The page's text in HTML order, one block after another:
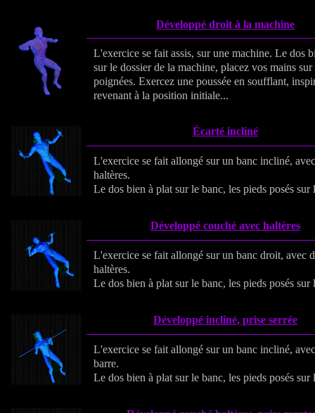
Développé droit à la machine
L'exercice se fait assis, sur une machine. Le dos
sur le dossier de la machine, placez vos mains sur
poignées. Exercez une poussée en soufflant,
revenant à la position initiale...
Écarté incliné
L'exercice se fait allongé sur un banc incliné,
haltères.
Le dos bien à plat sur le banc, les pieds posés sur
Développé couché avec haltères
L'exercice se fait allongé sur un banc droit, avec
haltères.
Le dos bien à plat sur le banc, les pieds posés sur
Développé incliné, prise serrée
L'exercice se fait allongé sur un banc incliné,
barre.
Le dos bien à plat sur le banc, les pieds posés sur